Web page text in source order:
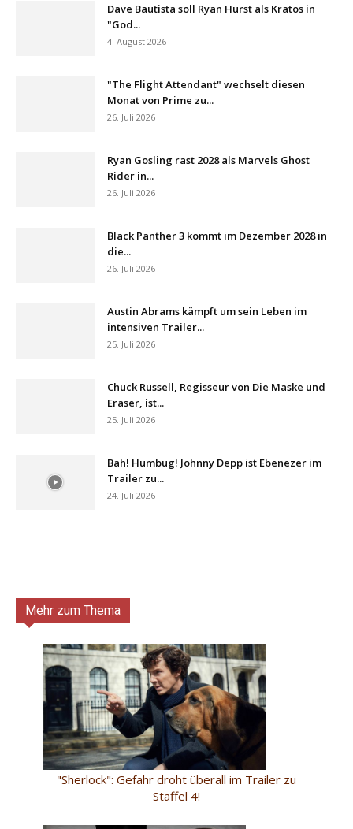
Dave Bautista soll Ryan Hurst als Kratos in
"God...
4. August 2026
"The Flight Attendant" wechselt diesen
Monat von Prime zu...
26. Juli 2026
Ryan Gosling rast 2028 als Marvels Ghost
Rider in...
26. Juli 2026
Black Panther 3 kommt im Dezember 2028 in
die...
26. Juli 2026
Austin Abrams kämpft um sein Leben im
intensiven Trailer...
25. Juli 2026
Chuck Russell, Regisseur von Die Maske und
Eraser, ist...
25. Juli 2026
Bah! Humbug! Johnny Depp ist Ebenezer im
Trailer zu...
24. Juli 2026
Mehr zum Thema
"Sherlock": Gefahr droht überall im Trailer zu
Staffel 4!